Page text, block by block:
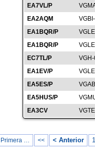
EA7VL/P
EA2AQM
EA1BQR/P
EA1BQR/P
EC7TL/P
EA1EV/P
EA5ES/P
EA5HUS/P
EA3CV
| Primera … << < Anterior